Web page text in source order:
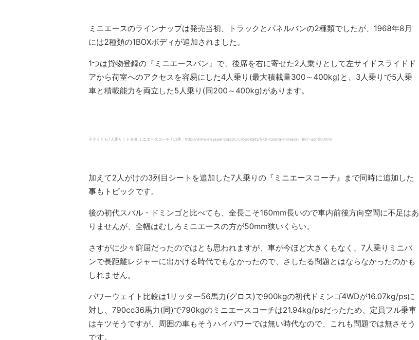
ミニエースのラインナップは発売当初、トラックとパネルバンの2種類でしたが、1968年8月
には2種類の1BOXボディが追加されました。
1つは貨物登録の『ミニエースバン』で、後席を右に寄せた2人乗りとして左サイドスライドド
アから荷室へのアクセスを容易にした4人乗り(最大積載量300～400kg)と、3人乗りで5人乗
車と積載能力を両立した5人乗り(同200～400kg)があります。
小さくとも7人乗り！トヨタ ミニエースコーチ / 出典：http://www.en.japanclassic.ru/booklets/570-toyota-miniace-1967-up100.html
加えて2人がけの3列目シートを追加した7人乗りの『ミニエースコーチ』まで同時に追加した
事もトピックです。
後の初代スバル・ドミンゴと比べても、全長こそ160mm長いので車内前後方向空間に不足はあ
りませんが、全幅はむしろミニエースの方が50mm狭いくらい。
さすがに少々窮屈だったのではとも思われますが、車が今ほど大きくもなく、7人乗りミニバ
ンで長距離レジャーに出かける時代でもなかったので、さしたる問題とはならなかったのかも
しれません。
パワーウェイト比較は1リッター56馬力(グロス)で900kgの初代ドミンゴ4WDが16.07kg/psに
対し、790cc36馬力(同)で790kgのミニエースコーチは21.94kg/psだったため、定員フル乗車
はキツそうですが、周囲の車もそうハイパワーでは無い時代なので、これも問題では無さそう
です。